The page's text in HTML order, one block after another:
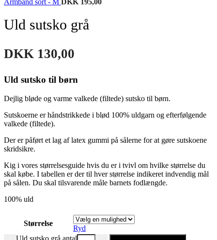
Armbånd sort - M DKK 195,00
Uld sutsko grå
DKK 130,00
Uld sutsko til børn
Dejlig bløde og varme valkede (filtede) sutsko til børn.
Sutskoerne er håndstrikkede i blød 100% uldgarn og efterfølgende
valkede (filtede).
Der er påført et lag af latex gummi på sålerne for at gøre sutskoene
skridsikre.
Kig i vores størrelsesguide hvis du er i tvivl om hvilke størrelse du
skal købe. I tabellen er der til hver størrelse indikeret indvendig mål
på sålen. Du skal tilsvarende måle barnets fodlængde.
100% uld
Størrelse
Ryd
Uld sutsko grå antal